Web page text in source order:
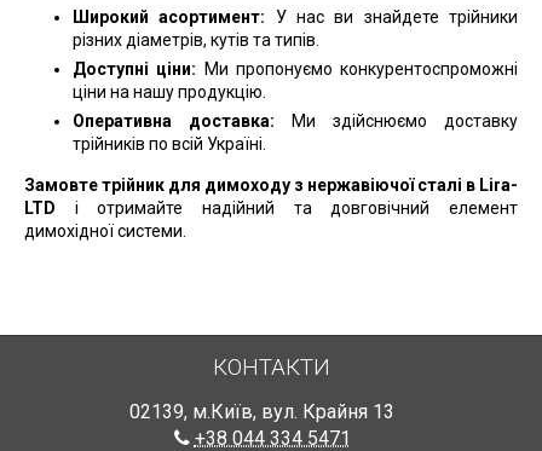
Широкий асортимент: У нас ви знайдете трійники
різних діаметрів, кутів та типів.
Доступні ціни: Ми пропонуємо конкурентоспроможні
ціни на нашу продукцію.
Оперативна доставка: Ми здійснюємо доставку
трійників по всій Україні.
Замовте трійник для димоходу з нержавіючої сталі в Lira-
LTD і отримайте надійний та довговічний елемент
димохідної системи.
КОНТАКТИ
02139, м.Київ, вул. Крайня 13
+38 044 334 5471